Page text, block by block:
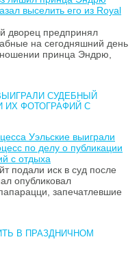
выселить его из Royal
дворец предпринял
на сегодняшний день
принца Эндрю,
СУДЕБНЫЙ
ИХ ФОТОГРАФИЙ С
Уэльские выиграли
по делу о публикации
с отдыха
подали иск в суд после
опубликовал
запечатлевшие
В ПРАЗДНИЧНОМ